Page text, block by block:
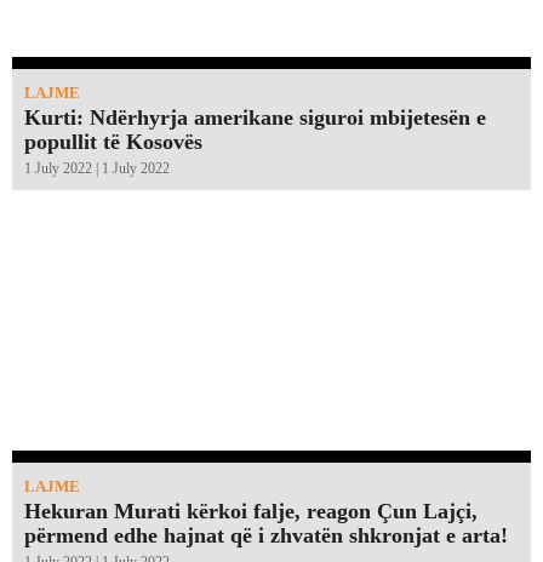
LAJME
Kurti: Ndërhyrja amerikane siguroi mbijetesën e
popullit të Kosovës
1 July 2022 | 1 July 2022
LAJME
Hekuran Murati kërkoi falje, reagon Çun Lajçi,
përmend edhe hajnat që i zhvatën shkronjat e arta!￼